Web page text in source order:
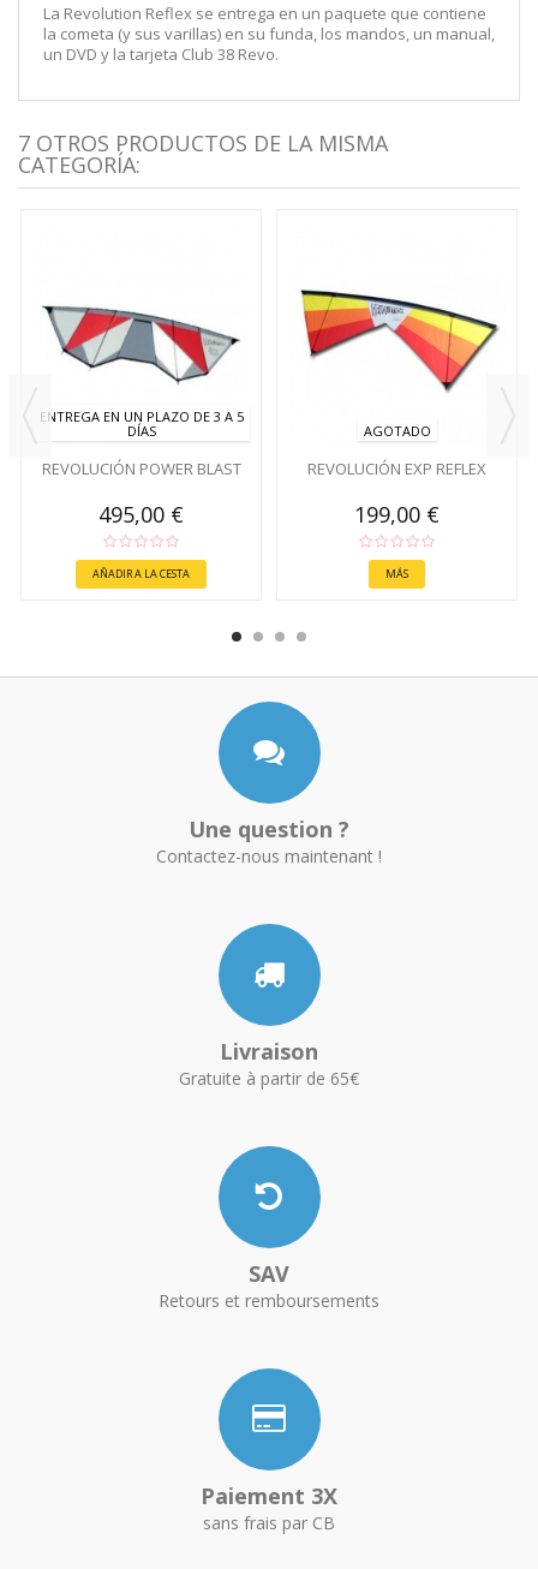
La Revolution Reflex se entrega en un paquete que contiene
la cometa (y sus varillas) en su funda, los mandos, un manual,
un DVD y la tarjeta Club 38 Revo.
7 OTROS PRODUCTOS DE LA MISMA
CATEGORÍA:
ENTREGA EN UN PLAZO DE 3 A 5
DÍAS
REVOLUCIÓN POWER BLAST
495,00 €
AÑADIR A LA CESTA
AGOTADO
REVOLUCIÓN EXP REFLEX
199,00 €
MÁS
Une question ?
Contactez-nous maintenant !
Livraison
Gratuite à partir de 65€
SAV
Retours et remboursements
Paiement 3X
sans frais par CB